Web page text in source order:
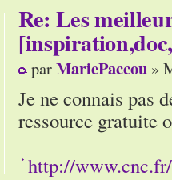
Re: Les
parMariePaccou »
Je ne connais pas
ressource gratuite
http://